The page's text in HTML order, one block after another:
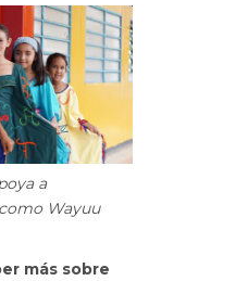
a
Wayuu
más sobre